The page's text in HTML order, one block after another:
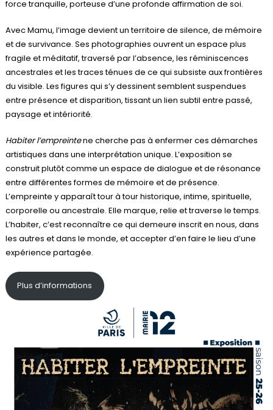
force tranquille, porteuse d’une profonde affirmation de soi.
Avec Mamu, l’image devient un territoire de silence, de mémoire
et de survivance. Ses photographies ouvrent un espace plus
fragile et méditatif, traversé par l’absence, les réminiscences
ancestrales et les traces ténues de ce qui subsiste aux frontières
du visible. Les figures qui s’y dessinent semblent suspendues
entre présence et disparition, tissant un lien subtil entre passé,
paysage et intériorité.
Habiter l’empreintene cherche pas à enfermer ces démarches
artistiques dans une interprétation unique. L’exposition se
construit plutôt comme un espace de dialogue et de résonance
entre différentes formes de mémoire et de présence.
L’empreinte y apparaît tour à tour historique, intime, spirituelle,
corporelle ou ancestrale. Elle marque, relie et traverse le temps.
L’habiter, c’est reconnaître ce qui demeure inscrit en nous, dans
les autres et dans le monde, et accepter d’en faire le lieu d’une
expérience partagée.
Plus d’informations